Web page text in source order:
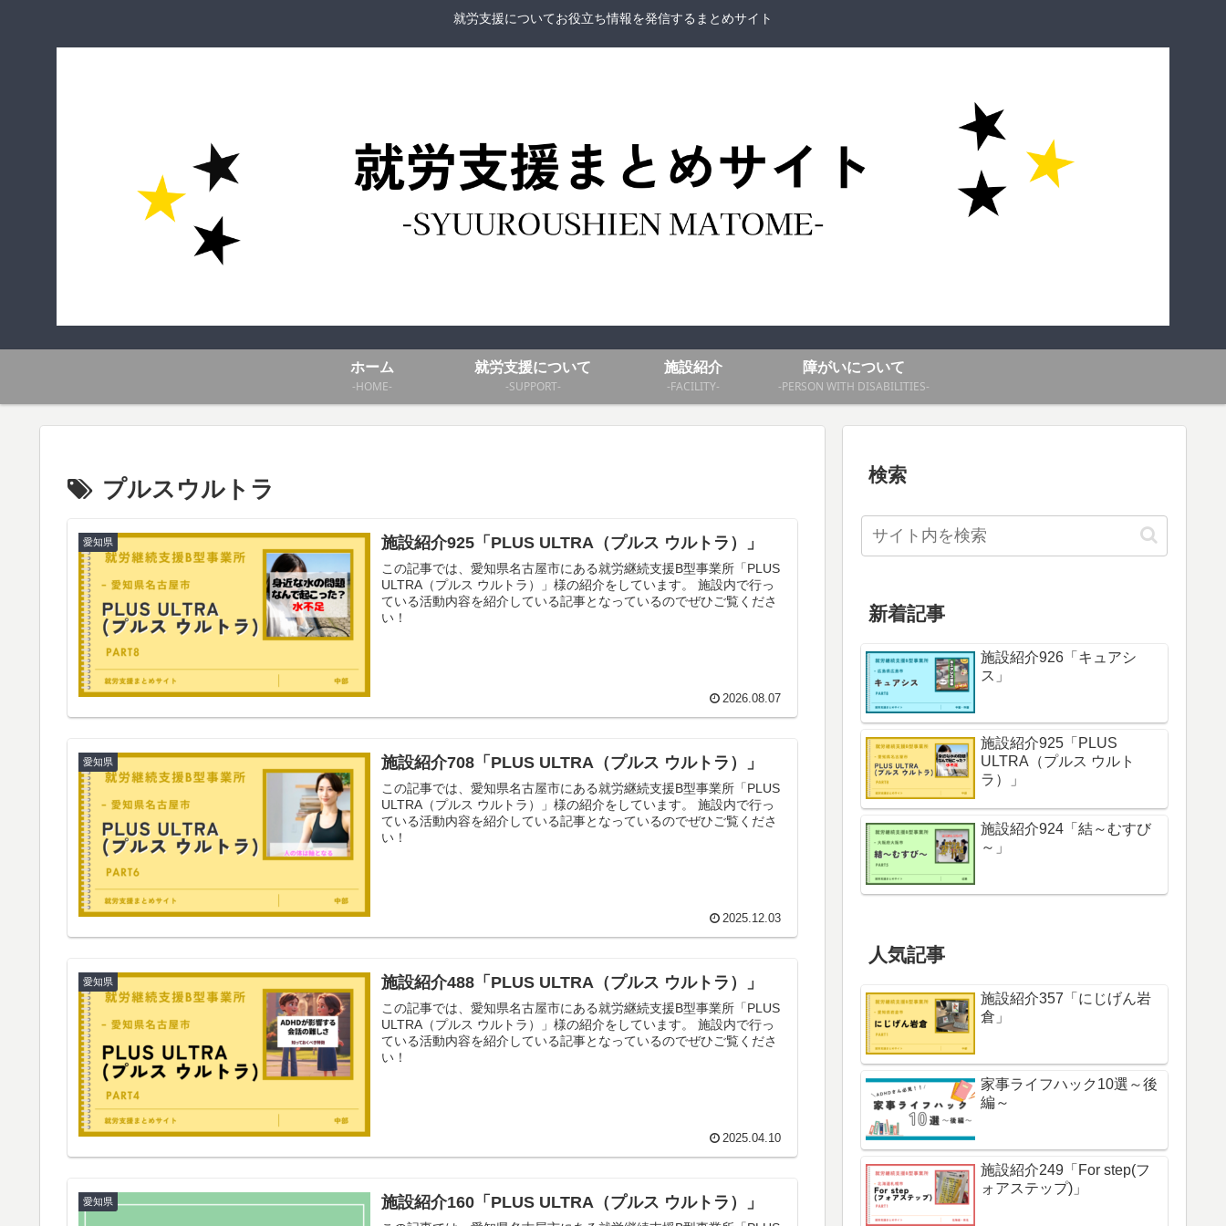
就労支援についてお役立ち情報を発信するまとめサイト
ホーム
-HOME-
就労支援について
-SUPPORT-
施設紹介
-FACILITY-
障がいについて
-PERSON WITH DISABILITIES-
プルスウルトラ
愛知県 施設紹介925「PLUS ULTRA（プルス ウルトラ）」
この記事では、愛知県名古屋市にある就労継続支援B型事業所「PLUS
ULTRA（プルス ウルトラ）」様の紹介をしています。 施設内で行っ
ている活動内容を紹介している記事となっているのでぜひご覧くださ
い！
2026.08.07
愛知県 施設紹介708「PLUS ULTRA（プルス ウルトラ）」
この記事では、愛知県名古屋市にある就労継続支援B型事業所「PLUS
ULTRA（プルス ウルトラ）」様の紹介をしています。 施設内で行っ
ている活動内容を紹介している記事となっているのでぜひご覧くださ
い！
2025.12.03
愛知県 施設紹介488「PLUS ULTRA（プルス ウルトラ）」
この記事では、愛知県名古屋市にある就労継続支援B型事業所「PLUS
ULTRA（プルス ウルトラ）」様の紹介をしています。 施設内で行っ
ている活動内容を紹介している記事となっているのでぜひご覧くださ
い！
2025.04.10
愛知県 施設紹介160「PLUS ULTRA（プルス ウルトラ）」
検索
新着記事
施設紹介926「キュアシ
ス」
施設紹介925「PLUS
ULTRA（プルス ウルト
ラ）」
施設紹介924「結～むすび
～」
人気記事
施設紹介357「にじげん岩
倉」
家事ライフハック10選～後
編～
施設紹介249「For step(フ
ォアステップ)」